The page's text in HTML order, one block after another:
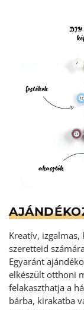
Kreatív,
szeretteid
Egyaránt
elkészült otthoni
felakaszthatja a
bárba, kirakatba